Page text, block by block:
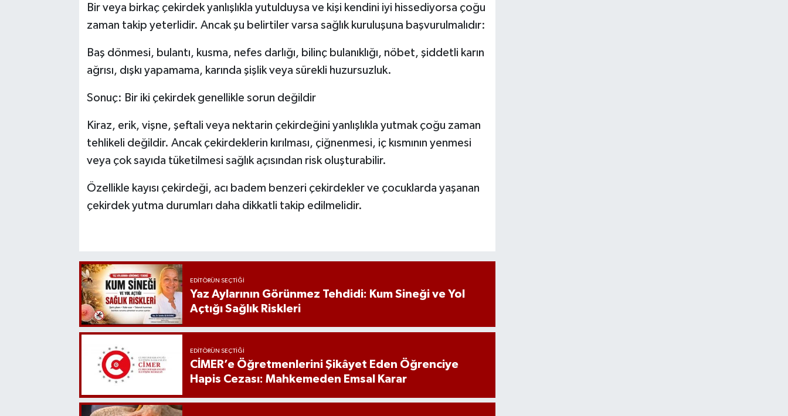
Bir veya birkaç çekirdek yanlışlıkla yutulduysa ve kişi kendini iyi hissediyorsa çoğu
zaman takip yeterlidir. Ancak şu belirtiler varsa sağlık kuruluşuna başvurulmalıdır:
Baş dönmesi, bulantı, kusma, nefes darlığı, bilinç bulanıklığı, nöbet, şiddetli karın
ağrısı, dışkı yapamama, karında şişlik veya sürekli huzursuzluk.
Sonuç: Bir iki çekirdek genellikle sorun değildir
Kiraz, erik, vişne, şeftali veya nektarin çekirdeğini yanlışlıkla yutmak çoğu zaman
tehlikeli değildir. Ancak çekirdeklerin kırılması, çiğnenmesi, iç kısmının yenmesi
veya çok sayıda tüketilmesi sağlık açısından risk oluşturabilir.
Özellikle kayısı çekirdeği, acı badem benzeri çekirdekler ve çocuklarda yaşanan
çekirdek yutma durumları daha dikkatli takip edilmelidir.
EDITÖRÜN SEÇTIĞI
Yaz Aylarının Görünmez Tehdidi: Kum Sineği ve Yol
Açtığı Sağlık Riskleri
EDITÖRÜN SEÇTIĞI
CİMER’e Öğretmenlerini Şikâyet Eden Öğrenciye
Hapis Cezası: Mahkemeden Emsal Karar